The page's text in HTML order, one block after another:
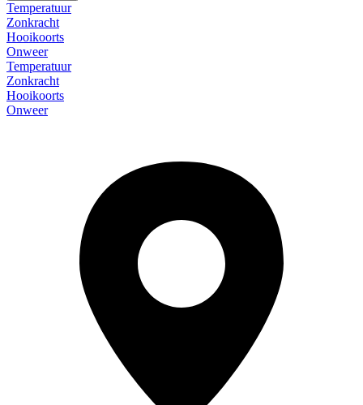
Temperatuur
Zonkracht
Hooikoorts
Onweer
Temperatuur
Zonkracht
Hooikoorts
Onweer